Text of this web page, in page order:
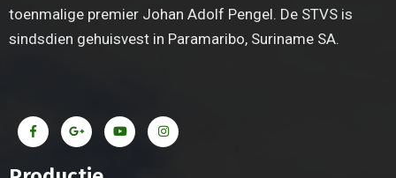
toenmalige premier Johan Adolf Pengel. De STVS is
sindsdien gehuisvest in Paramaribo, Suriname SA.